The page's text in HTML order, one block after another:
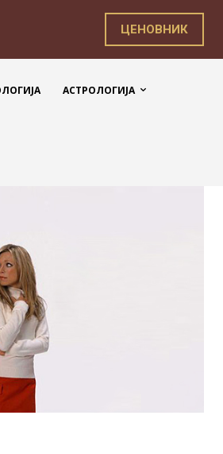
ЦЕНОВНИК
АСТРОЛОГИЈА